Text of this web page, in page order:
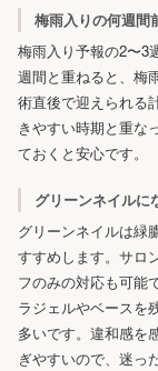
梅雨入りの何週間
梅雨入り予報の2〜3
週間と重ねると、梅
術直後で迎えられる
きやすい時期と重な
ておくと安心です。
グリーンネイルに
グリーンネイルは緑
すすめします。サロ
フのみの対応も可能
ラジェルやベースを
多いです。違和感を
ぎやすいので、迷っ